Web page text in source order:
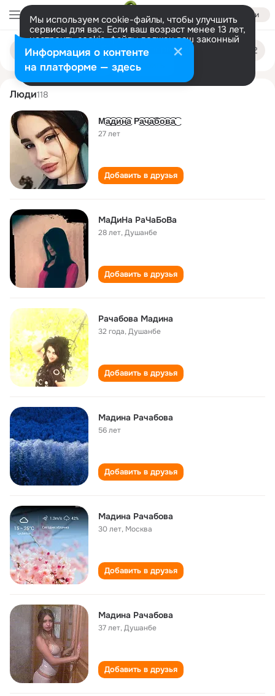
Войти
Мы используем cookie-файлы, чтобы улучшить
сервисы для вас. Если ваш возраст менее 13 лет,
настроить cookie-файлы должен ваш законный
представитель. Больше информации
Разрешить все Настроить
Поиск
людям
madina rachabova
Люди118
М͜͡а͜͡д͜͡и͜͡н͜͡а Р͜͡а͜͡ч͜͡а͜͡б͜͡о͜͡в͜͡а͜͡
27 лет
Добавить в друзья
МаДиНа РаЧаБоВа
28 лет,Душанбе
Добавить в друзья
Рачабова Мадина
32 года,Душанбе
Добавить в друзья
Мадина Рачабова
56 лет
Добавить в друзья
Мадина Рачабова
30 лет, Москва
Добавить в друзья
Мадина Рачабова
37 лет,Душанбе
Добавить в друзья
Информация о контенте
на платформе — здесь